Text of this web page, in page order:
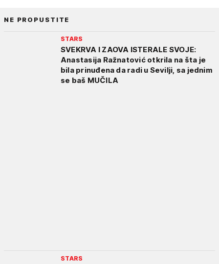
NE PROPUSTITE
STARS
SVEKRVA I ZAOVA ISTERALE SVOJE:
Anastasija Ražnatović otkrila na šta je
bila prinuđena da radi u Sevilji, sa jednim
se baš MUČILA
STARS